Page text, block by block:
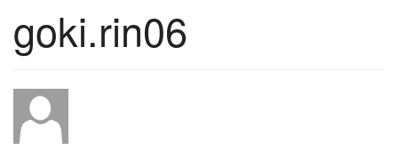
goki.rin06